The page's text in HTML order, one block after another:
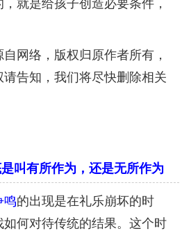
就是给孩子创造必要条件，
网络，版权归原作者所有，
告知，我们将尽快删除相关
叫有所作为，还是无所作为
鸣的出现是在礼乐崩坏的时
何对待传统的结果。这个时